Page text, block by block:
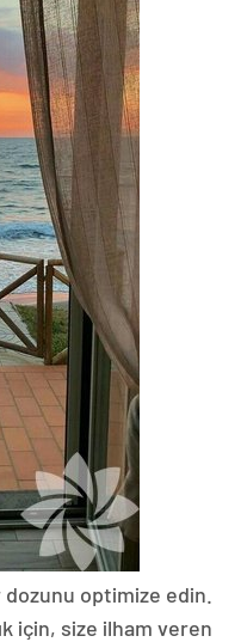
optimize edin.
için, size ilham veren